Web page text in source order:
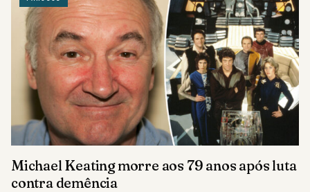
Michael Keating morre aos 79 anos após luta
contra demência